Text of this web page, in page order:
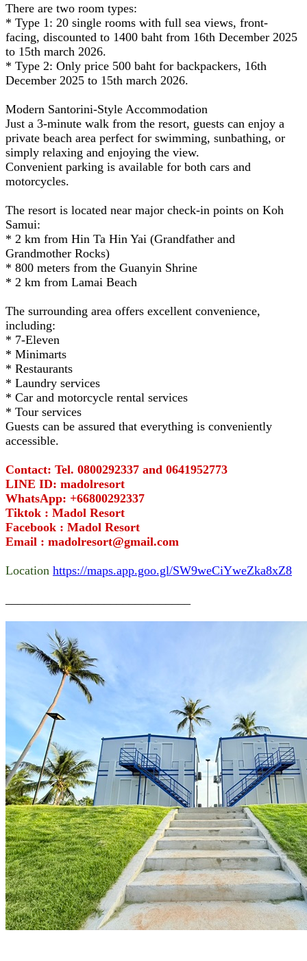
There are two room types:
* Type 1: 20 single rooms with full sea views, front-
facing, discounted to 1400 baht from 16th December 2025
to 15th march 2026.
* Type 2: Only price 500 baht for backpackers, 16th
December 2025 to 15th march 2026.
Modern Santorini-Style Accommodation
Just a 3-minute walk from the resort, guests can enjoy a
private beach area perfect for swimming, sunbathing, or
simply relaxing and enjoying the view.
Convenient parking is available for both cars and
motorcycles.
The resort is located near major check-in points on Koh
Samui:
* 2 km from Hin Ta Hin Yai (Grandfather and
Grandmother Rocks)
* 800 meters from the Guanyin Shrine
* 2 km from Lamai Beach
The surrounding area offers excellent convenience,
including:
* 7-Eleven
* Minimarts
* Restaurants
* Laundry services
* Car and motorcycle rental services
* Tour services
Guests can be assured that everything is conveniently
accessible.
Contact: Tel. 0800292337 and 0641952773
LINE ID: madolresort
WhatsApp: +66800292337
Tiktok : Madol Resort
Facebook : Madol Resort
Email : madolresort@gmail.com
Location https://maps.app.goo.gl/SW9weCiYweZka8xZ8